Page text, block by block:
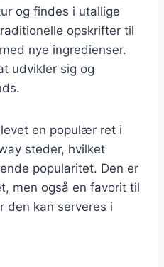
og findes i utallige
opskrifter til
nye ingredienser.
udvikler sig og
en populær ret i
steder, hvilket
popularitet. Den er
men også en favorit til
den kan serveres i